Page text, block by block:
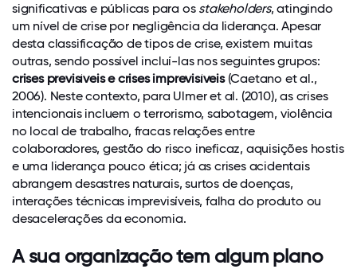
significativas e públicas para os stakeholders, atingindo
um nível de crise por negligência da liderança. Apesar
desta classificação de tipos de crise, existem muitas
outras, sendo possível incluí-las nos seguintes grupos:
crises previsíveis e crises imprevisíveis(Caetano et al.,
2006). Neste contexto, para Ulmer et al. (2010), as crises
intencionais incluem o terrorismo, sabotagem, violência
no local de trabalho, fracas relações entre
colaboradores, gestão do risco ineficaz, aquisições hostis
e uma liderança pouco ética; já as crises acidentais
abrangem desastres naturais, surtos de doenças,
interações técnicas imprevisíveis, falha do produto ou
desacelerações da economia.
A sua organização tem algum plano
coragem.”-
Peter
Drucker